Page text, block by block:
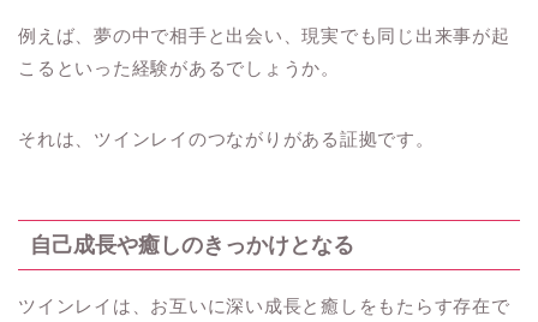
例えば、夢の中で相手と出会い、現実でも同じ出来事が起
こるといった経験があるでしょうか。
それは、ツインレイのつながりがある証拠です。
自己成長や癒しのきっかけとなる
ツインレイは、お互いに深い成長と癒しをもたらす存在で